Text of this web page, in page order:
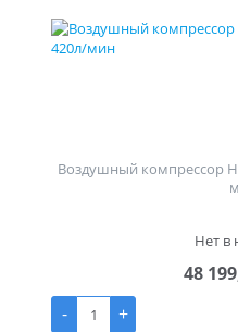
Воздушный компрессор
Нет в
48
-
+